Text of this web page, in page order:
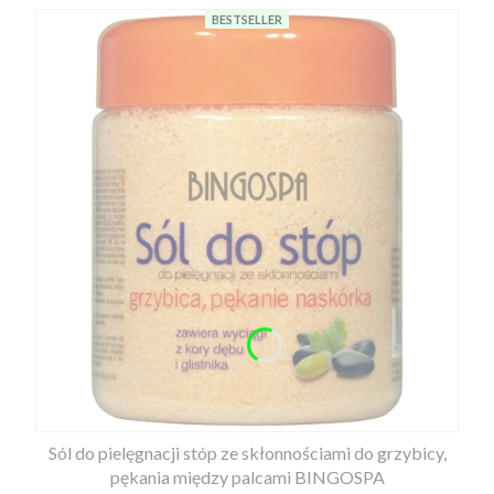
BESTSELLER
Sól do pielęgnacji stóp ze skłonnościami do grzybicy,
pękania między palcami BINGOSPA